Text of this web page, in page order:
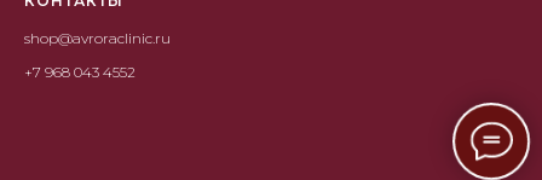
shop@avroraclinic.ru
+7 968 043 4552